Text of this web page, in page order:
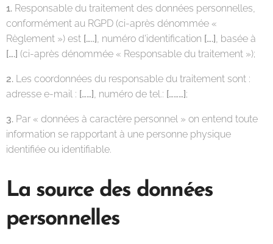
1. Responsable du traitement des données personnelles,
conformément au RGPD (ci-après dénommée «
Règlement ») est […..], numéro d'identification [….], basée à
[….] (ci-après dénommée « Responsable du traitement »);
2. Les coordonnées du responsable du traitement sont :
adresse e-mail : [……], numéro de tel.: [………];
3. Par « données à caractère personnel » on entend toute
information se rapportant à une personne physique
identifiée ou identifiable.
La source des données
personnelles